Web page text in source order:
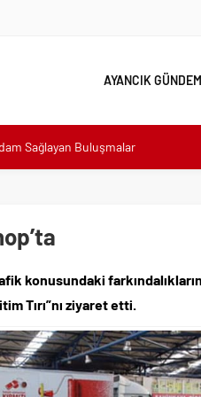
AYANCIK
“Halkımızın içinde, Bornova’nın
Noktasında Gece Gündüz
Ödüllü Resim, Şiir ve
Üretim Gücünü Destekliyoruz”
yalnız bırakılmadı
karşı karşıya
Sağlayan Buluşmalar
konusundaki
Tırı”nı ziyaret etti.